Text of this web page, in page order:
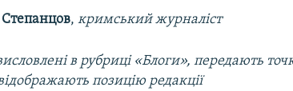
,кримський журналіст
в рубриці «Блоги», передають
позицію редакції